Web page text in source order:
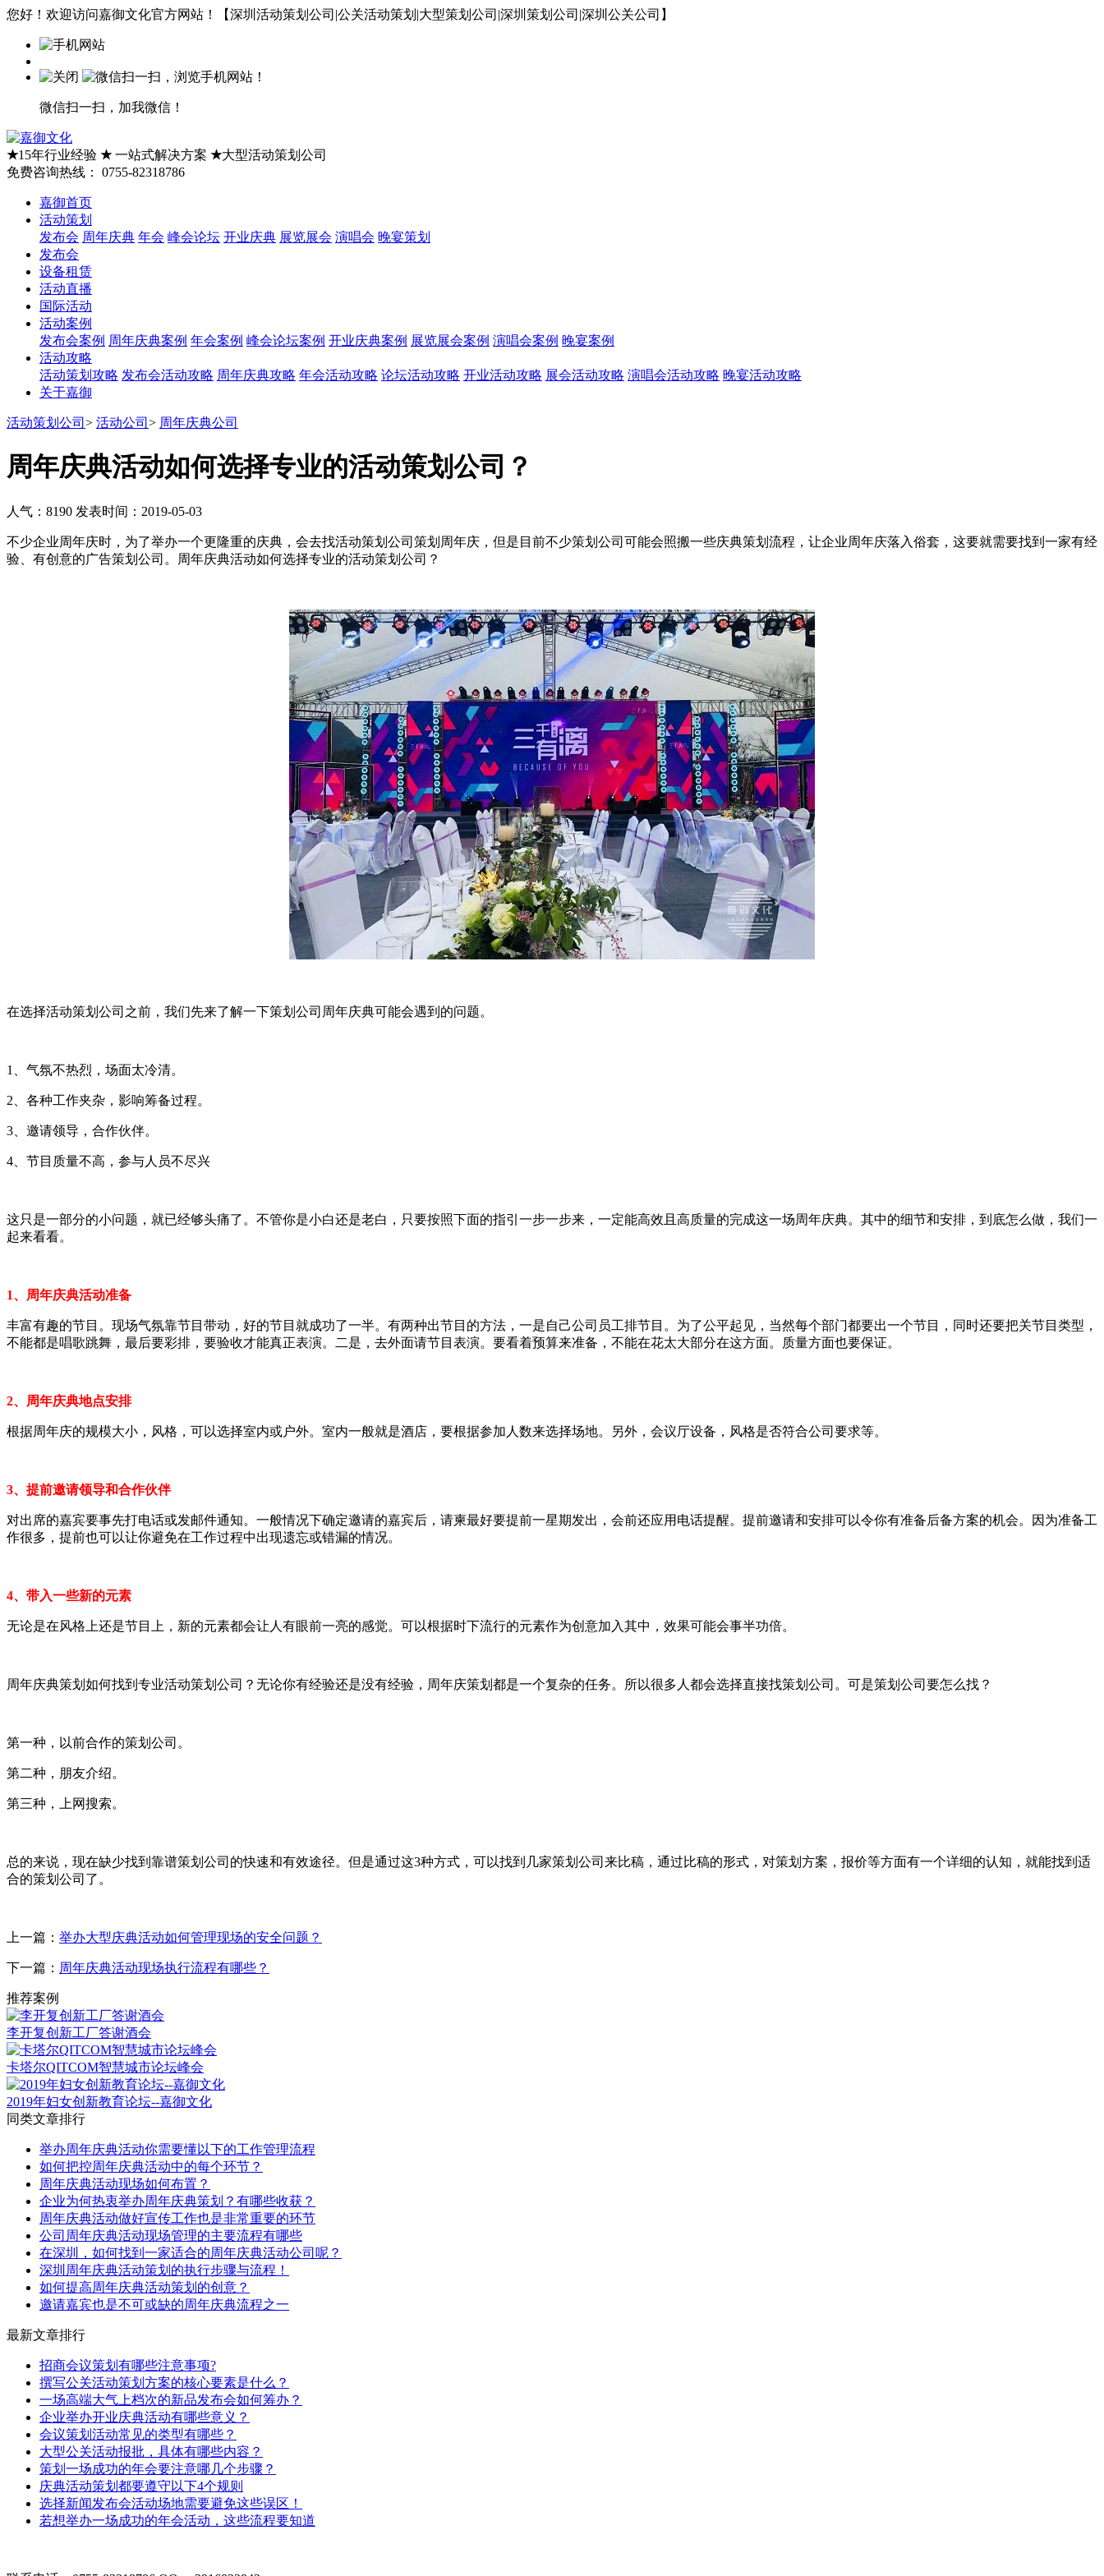
您好！欢迎访问嘉御文化官方网站！【深圳活动策划公司|公关活动策划|大型策划公司|深圳策划公司|深圳公关公司】
微信扫一扫，加我微信！
★15年行业经验 ★一站式解决方案 ★大型活动策划公司
免费咨询热线：
0755-82318786
嘉御首页
活动策划
发布会 周年庆典 年会 峰会论坛 开业庆典 展览展会 演唱会 晚宴策划
发布会
设备租赁
活动直播
国际活动
活动案例
发布会案例 周年庆典案例 年会案例 峰会论坛案例 开业庆典案例 展览展会案例 演唱会案例 晚宴案例
活动攻略
活动策划攻略 发布会活动攻略 周年庆典攻略 年会活动攻略 论坛活动攻略 开业活动攻略 展会活动攻略 演唱会活动攻略 晚宴活动攻略
关于嘉御
活动策划公司 > 活动公司 > 周年庆典公司
周年庆典活动如何选择专业的活动策划公司？
人气：8190 发表时间：2019-05-03
不少企业周年庆时，为了举办一个更隆重的庆典，会去找活动策划公司策划周年庆，但是目前不少策划公司可能会照搬一些庆典策划流程，让企业周年庆落入俗套，这要就需要找到一家有经
验、有创意的广告策划公司。周年庆典活动如何选择专业的活动策划公司？
在选择活动策划公司之前，我们先来了解一下策划公司周年庆典可能会遇到的问题。
1、气氛不热烈，场面太冷清。
2、各种工作夹杂，影响筹备过程。
3、邀请领导，合作伙伴。
4、节目质量不高，参与人员不尽兴
这只是一部分的小问题，就已经够头痛了。不管你是小白还是老白，只要按照下面的指引一步一步来，一定能高效且高质量的完成这一场周年庆典。其中的细节和安排，到底怎么做，我们一
起来看看。
1、周年庆典活动准备
丰富有趣的节目。现场气氛靠节目带动，好的节目就成功了一半。有两种出节目的方法，一是自己公司员工排节目。为了公平起见，当然每个部门都要出一个节目，同时还要把关节目类型，
不能都是唱歌跳舞，最后要彩排，要验收才能真正表演。二是，去外面请节目表演。要看着预算来准备，不能在花太大部分在这方面。质量方面也要保证。
2、周年庆典地点安排
根据周年庆的规模大小，风格，可以选择室内或户外。室内一般就是酒店，要根据参加人数来选择场地。另外，会议厅设备，风格是否符合公司要求等。
3、提前邀请领导和合作伙伴
对出席的嘉宾要事先打电话或发邮件通知。一般情况下确定邀请的嘉宾后，请柬最好要提前一星期发出，会前还应用电话提醒。提前邀请和安排可以令你有准备后备方案的机会。因为准备工
作很多，提前也可以让你避免在工作过程中出现遗忘或错漏的情况。
4、带入一些新的元素
无论是在风格上还是节目上，新的元素都会让人有眼前一亮的感觉。可以根据时下流行的元素作为创意加入其中，效果可能会事半功倍。
周年庆典策划如何找到专业活动策划公司？无论你有经验还是没有经验，周年庆策划都是一个复杂的任务。所以很多人都会选择直接找策划公司。可是策划公司要怎么找？
第一种，以前合作的策划公司。
第二种，朋友介绍。
第三种，上网搜索。
总的来说，现在缺少找到靠谱策划公司的快速和有效途径。但是通过这3种方式，可以找到几家策划公司来比稿，通过比稿的形式，对策划方案，报价等方面有一个详细的认知，就能找到适
合的策划公司了。
上一篇： 举办大型庆典活动如何管理现场的安全问题？
下一篇： 周年庆典活动现场执行流程有哪些？
推荐案例
李开复创新工厂答谢酒会
卡塔尔QITCOM智慧城市论坛峰会
2019年妇女创新教育论坛--嘉御文化
同类文章排行
举办周年庆典活动你需要懂以下的工作管理流程
如何把控周年庆典活动中的每个环节？
周年庆典活动现场如何布置？
企业为何热衷举办周年庆典策划？有哪些收获？
周年庆典活动做好宣传工作也是非常重要的环节
公司周年庆典活动现场管理的主要流程有哪些
在深圳，如何找到一家适合的周年庆典活动公司呢？
深圳周年庆典活动策划的执行步骤与流程！
如何提高周年庆典活动策划的创意？
邀请嘉宾也是不可或缺的周年庆典流程之一
最新文章排行
招商会议策划有哪些注意事项?
撰写公关活动策划方案的核心要素是什么？
一场高端大气上档次的新品发布会如何筹办？
企业举办开业庆典活动有哪些意义？
会议策划活动常见的类型有哪些？
大型公关活动报批，具体有哪些内容？
策划一场成功的年会要注意哪几个步骤？
庆典活动策划都要遵守以下4个规则
选择新闻发布会活动场地需要避免这些误区！
若想举办一场成功的年会活动，这些流程要知道